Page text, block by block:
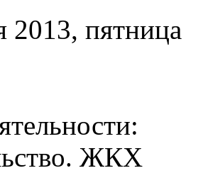
2013, пятница
ЖКХ